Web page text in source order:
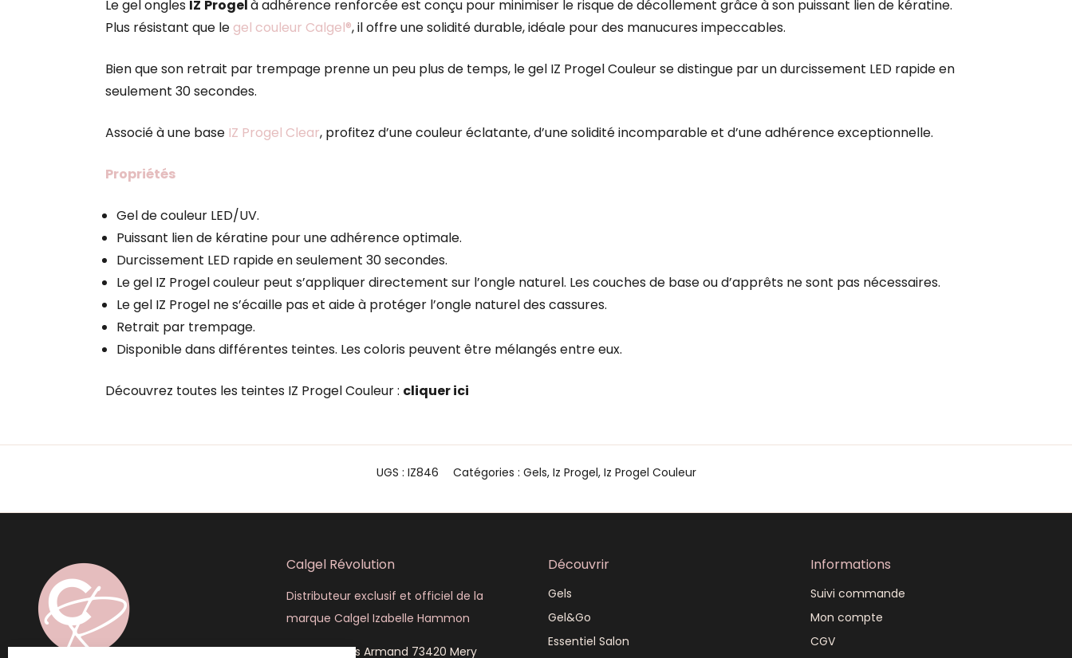
Le gel ongles IZ Progelà adhérence renforcée est conçu pour minimiser le risque de décollement grâce à son puissant lien de kératine.
Plus résistant que le gel couleur Calgel®, il offre une solidité durable, idéale pour des manucures impeccables.
Bien que son retrait par trempage prenne un peu plus de temps, le gel IZ Progel Couleur se distingue par un durcissement LED rapide en
seulement 30 secondes.
Associé à une base IZ Progel Clear, profitez d’une couleur éclatante, d’une solidité incomparable et d’une adhérence exceptionnelle.
Propriétés
Gel de couleur LED/UV.
Puissant lien de kératine pour une adhérence optimale.
Durcissement LED rapide en seulement 30 secondes.
Le gel IZ Progel couleur peut s’appliquer directement sur l’ongle naturel. Les couches de base ou d’apprêts ne sont pas nécessaires.
Le gel IZ Progel ne s’écaille pas et aide à protéger l’ongle naturel des cassures.
Retrait par trempage.
Disponible dans différentes teintes. Les coloris peuvent être mélangés entre eux.
Découvrez toutes les teintes IZ Progel Couleur : cliquer ici
UGS : IZ846 Catégories : Gels, Iz Progel, Iz Progel Couleur
Calgel Révolution
Distributeur exclusif et officiel de la
marque Calgel Izabelle Hammon
445 rue Louis Armand 73420 Mery
Découvrir
Gels
Gel&Go
Essentiel Salon
Informations
Suivi commande
Mon compte
CGV